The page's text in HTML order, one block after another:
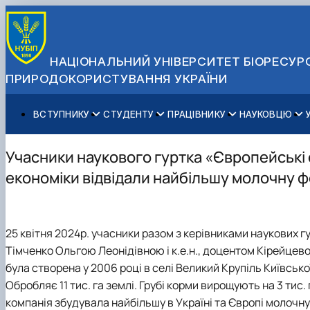
НАЦІОНАЛЬНИЙ УНІВЕРСИТЕТ
ПРИРОДОКОРИСТУВАННЯ УКРАЇНИ
ВСТУПНИКУ
Вступ до НУБіП України 2026
Правила прийому
Для осіб з тимчасово окупованих територій
Для іноземців / For foreigners
Військова освіта
СТУДЕНТУ
Навчання
Позанавчальна діяльність
Студентське самоврядування
ПРАЦІВНИКУ
Освітній процес
Довідкова інформація
Профспілкова організація
НАУКОВЦЮ
Наукова діяльність
Захисти дисертацій
Законодавче та нормативне забезпечення
Наукові видання
Наука для бізнесу
Управління і самоврядування
Офіційні документи
Стратегія розвитку на період 2026-2030рр.
Офіційна символіка
Антикорупційні заходи
Гендерна радниця
Контактна інформація
Учасники наукового гуртка «Європейські
економіки відвідали найбільшу молочну
25 квітня 2024р. учасники разом з керівниками наукових
Тімченко Ольгою Леонідівною і к.е.н., доцентом
була створена у 2006 році в селі Великий Крупіль
Обробляє 11 тис. га землі. Грубі корми вирощують на 3
компанія збудувала найбільшу в Україні та Європі